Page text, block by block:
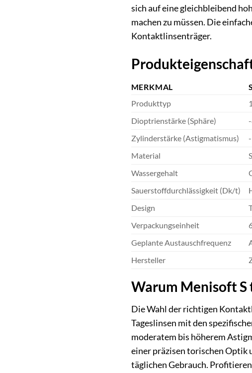
sich auf eine gleichbleibend
machen zu müssen. Die
Kontaktlinsenträger.
MERKMAL
Produkttyp
Dioptrienstärke (Sphäre)
Zylinderstärke (Astigmatismus)
Material
Wassergehalt
Sauerstoffdurchlässigkeit (Dk/t)
Design
Verpackungseinheit
Geplante Austauschfrequenz
Hersteller
Warum Menisoft S
Die Wahl der richtigen
Tageslinsen mit den
moderatem bis höherem
einer präzisen torischen Optik
täglichen Gebrauch.